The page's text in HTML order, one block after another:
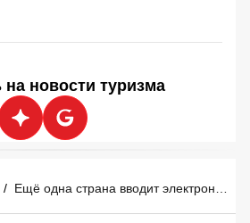
новости туризма
/